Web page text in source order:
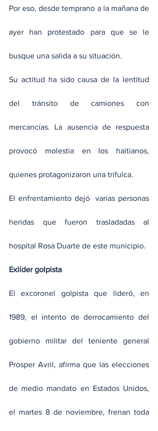
Por eso, desde temprano a la mañana de
ayer han protestado para que se le
busque una salida a su situación.
Su actitud ha sido causa de la lentitud
del tránsito de camiones con
mercancías. La ausencia de respuesta
provocó molestia en los haitianos,
quienes protagonizaron una trifulca.
El enfrentamiento dejó  varias personas
heridas que fueron trasladadas al
hospital Rosa Duarte de este municipio.
Exlíder golpista
El excoronel golpista que lideró, en
1989, el intento de derrocamiento del
gobierno militar del teniente general
Prosper Avril, afirma que las elecciones
de medio mandato en Estados Unidos,
el martes 8 de noviembre, frenan toda